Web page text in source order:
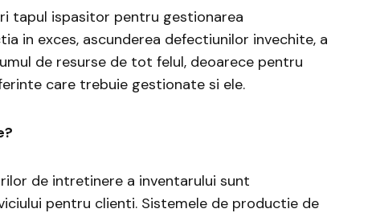
tapul ispasitor pentru gestionarea
in exces, ascunderea defectiunilor invechite, a
de resurse de tot felul, deoarece pentru
care trebuie gestionate si ele.
de intretinere a inventarului sunt
pentru clienti. Sistemele de productie de